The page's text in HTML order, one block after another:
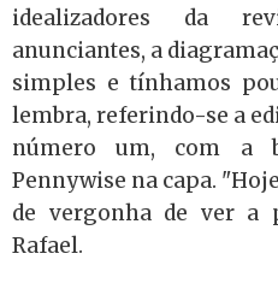
idealizadores da
anunciantes, a
simples e tínhamos
lembra, referindo-se a
número um, com a
Pennywise na capa.
de vergonha de ver a
Rafael.